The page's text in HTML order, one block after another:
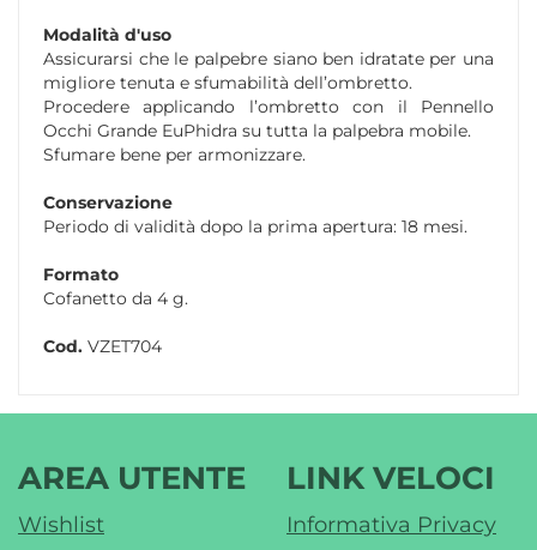
Modalità d'uso
Assicurarsi che le palpebre siano ben idratate per una
migliore tenuta e sfumabilità dell’ombretto.
Procedere applicando l’ombretto con il Pennello
Occhi Grande EuPhidra su tutta la palpebra mobile.
Sfumare bene per armonizzare.
Conservazione
Periodo di validità dopo la prima apertura: 18 mesi.
Formato
Cofanetto da 4 g.
Cod. VZET704
AREA UTENTE
Wishlist
LINK VELOCI
Informativa Privacy